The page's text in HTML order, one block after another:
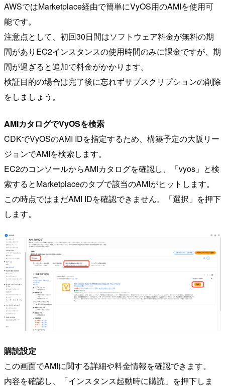
AWSではMarketplace経由で簡単にVyOS用のAMIを使用可
能です。
注意点として、初回30日間はソフトウェア料金が無料の期
間がありEC2インスタンスの使用時間のみに課金ですが、期
間が過ぎると追加で料金がかかります。
検証目的の場合は完了後に忘れずサブスクリプションの削除
をしましょう。
AMIカタログでVyOSを検索
CDKでVyOSのAMI IDを指定するため、構築予定の大阪リー
ジョンでAMIを検索します。
EC2のコンソールからAMIカタログを確認し、「vyos」と検
索するとMarketplaceのタブで該当のAMIがヒットします。
この時点ではまだAMI IDを確認できません。「選択」を押下
します。
購読設定
この画面でAMIに関する詳細や料金情報を確認できます。
内容を確認し、「インスタンス起動時に購読」を押下しま